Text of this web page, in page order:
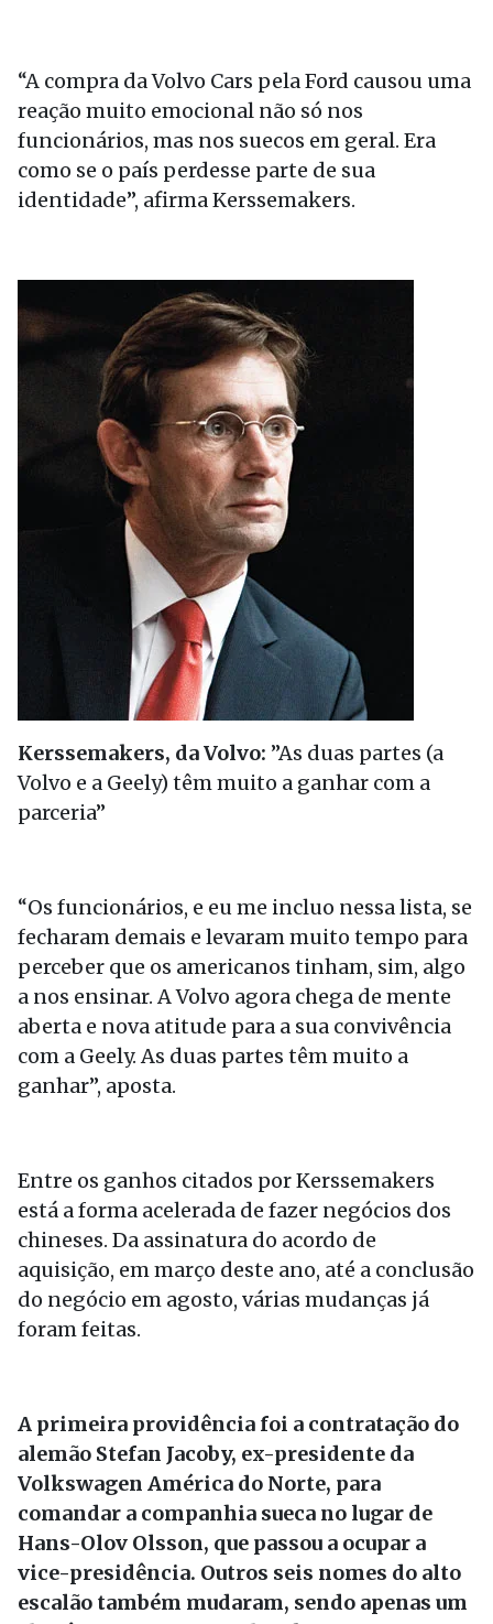
“A compra da Volvo Cars pela Ford causou uma
reação muito emocional não só nos
funcionários, mas nos suecos em geral. Era
como se o país perdesse parte de sua
identidade”, afirma Kerssemakers.
Kerssemakers, da Volvo: ”As duas partes (a
Volvo e a Geely) têm muito a ganhar com a
parceria”
“Os funcionários, e eu me incluo nessa lista, se
fecharam demais e levaram muito tempo para
perceber que os americanos tinham, sim, algo
a nos ensinar. A Volvo agora chega de mente
aberta e nova atitude para a sua convivência
com a Geely. As duas partes têm muito a
ganhar”, aposta.
Entre os ganhos citados por Kerssemakers
está a forma acelerada de fazer negócios dos
chineses. Da assinatura do acordo de
aquisição, em março deste ano, até a conclusão
do negócio em agosto, várias mudanças já
foram feitas.
A primeira providência foi a contratação do
alemão Stefan Jacoby, ex-presidente da
Volkswagen América do Norte, para
comandar a companhia sueca no lugar de
Hans-Olov Olsson, que passou a ocupar a
vice-presidência. Outros seis nomes do alto
escalão também mudaram, sendo apenas um